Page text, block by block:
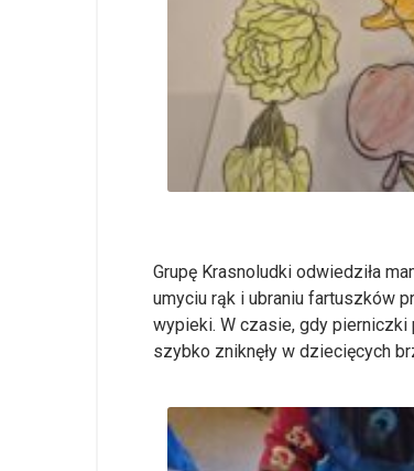
Grupę Krasnoludki odwiedziła
umyciu rąk i ubraniu fartuszków
wypieki. W czasie, gdy pierniczki
szybko zniknęły w dziecięcych